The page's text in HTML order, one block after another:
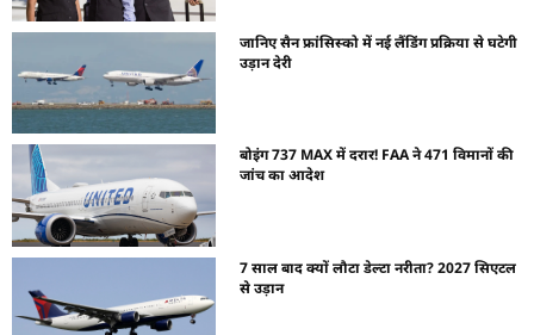
जानिए सैन फ्रांसिस्को में नई लैंडिंग प्रक्रिया से घटेगी
उड़ान देरी
बोइंग 737 MAX में दरार! FAA ने 471 विमानों की
जांच का आदेश
7 साल बाद क्यों लौटा डेल्टा नरीता? 2027 सिएटल
से उड़ान